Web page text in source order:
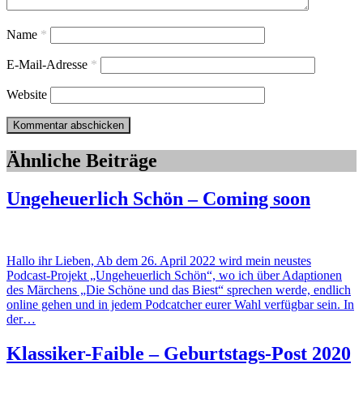
Name *
E-Mail-Adresse *
Website
Ähnliche Beiträge
Ungeheuerlich Schön – Coming soon
Hallo ihr Lieben, Ab dem 26. April 2022 wird mein neustes
Podcast-Projekt „Ungeheuerlich Schön“, wo ich über Adaptionen
des Märchens „Die Schöne und das Biest“ sprechen werde, endlich
online gehen und in jedem Podcatcher eurer Wahl verfügbar sein. In
der…
Klassiker-Faible – Geburtstags-Post 2020